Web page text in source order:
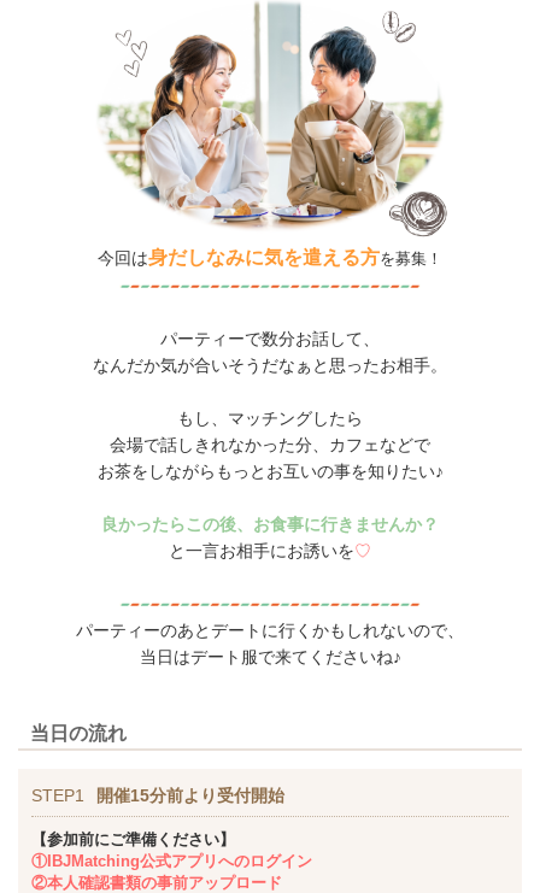
今回は身だしなみに気を遣える方を募集！
パーティーで数分お話して、
なんだか気が合いそうだなぁと思ったお相手。
もし、マッチングしたら
会場で話しきれなかった分、カフェなどで
お茶をしながらもっとお互いの事を知りたい♪
良かったらこの後、お食事に行きませんか？
と一言お相手にお誘いを♡
パーティーのあとデートに行くかもしれないので、
当日はデート服で来てくださいね♪
当日の流れ
STEP1 開催15分前より受付開始
【参加前にご準備ください】
①IBJMatching公式アプリへのログイン
②本人確認書類の事前アップロード